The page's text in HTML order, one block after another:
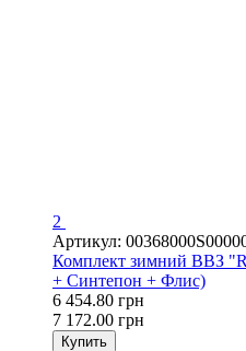
2
Артикул:
Комплект зимний ВВЗ
+ Синтепон + Флис)
6 454.80 грн
7 172.00 грн
Купить